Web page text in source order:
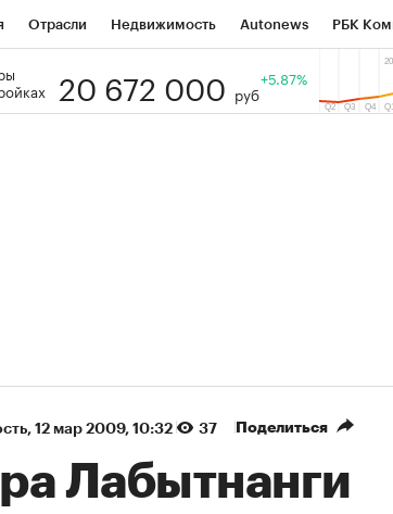
Отрасли Недвижимость Autonews РБК
Тренды
20 672 000 руб
+5.87%
⁠, 12 мар 2009, 10:32 37 Поделиться
Лабытнанги